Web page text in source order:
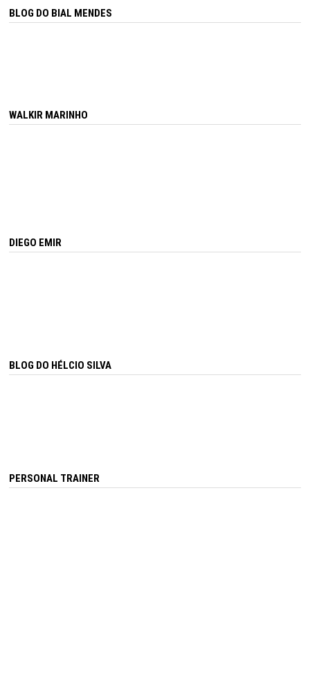
BLOG DO BIAL MENDES
WALKIR MARINHO
DIEGO EMIR
BLOG DO HÉLCIO SILVA
PERSONAL TRAINER